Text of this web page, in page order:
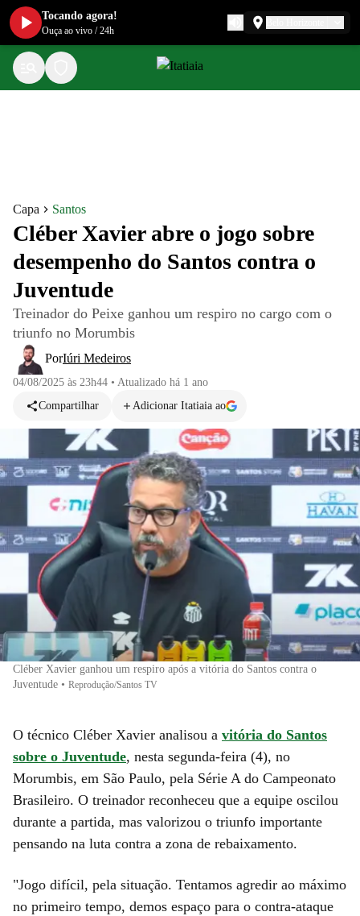
Capa Santos
Cléber Xavier abre o jogo sobre
desempenho do Santos contra o
Juventude
Treinador do Peixe ganhou um respiro no cargo com o
triunfo no Morumbis
PorIúri Medeiros
04/08/2025 às 23h44 • Atualizado há 1 ano
Compartilhar
Adicionar Itatiaia ao
Cléber Xavier ganhou um respiro após a vitória do Santos contra o
Juventude • Reprodução/Santos TV
O técnico Cléber Xavier analisou a vitória do Santos
sobre o Juventude, nesta segunda-feira (4), no
Morumbis, em São Paulo, pela Série A do Campeonato
Brasileiro. O treinador reconheceu que a equipe oscilou
durante a partida, mas valorizou o triunfo importante
pensando na luta contra a zona de rebaixamento.
"Jogo difícil, pela situação. Tentamos agredir ao máximo
no primeiro tempo, demos espaço para o contra-ataque
Tocando agora!
Ouça ao vivo /24h